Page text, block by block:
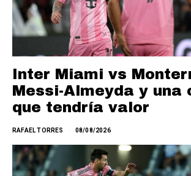
Inter Miami vs
Messi-Almeyda y una
que tendría valor
RAFAEL TORRES 08/08/2026